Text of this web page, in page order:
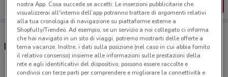
SCARICA L’APP
Negozi Deutsche Bank a Rimini
nostra App. Cosa succede se accetti: Le inserzioni pubblicitarie che
visualizzerai all'interno dell’app potranno trattare di argomenti relativi
alla tua cronologia di navigazione su piattaforme esterne a
Shopfully/Tiendeo. Ad esempio, se un servizio a noi collegato ci informa
che hai navigato in un sito di viaggi, potremo mostrarti delle offerte a
tema vacanze. Inoltre, i dati sulla posizione (nel caso in cui abbia fornito
il relativo consenso) insieme alle informazioni sulle prestazioni della
rete e agli identificativi del dispositivo, possono essere raccolte e
condivisi con terze parti per comprendere e migliorare la connettività e